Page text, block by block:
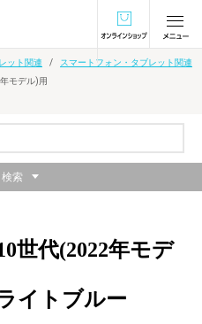
オンラインショ
ット関連
スマートフォン・タブレット関連
モデル)用
世代(2022年モデ
イトブルー
索